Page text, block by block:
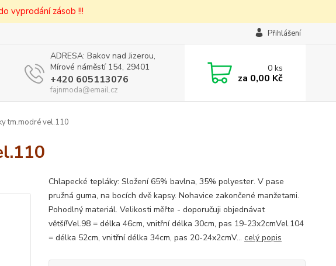
vyprodání zásob !!!
Přihlášení
ADRESA: Bakov nad Jizerou,
Mírové náměstí 154, 29401
+420 605113076
fajnmoda@email.cz
0ks
za 0,00 Kč
tm.modré vel.110
Chlapecké tepláky: Složení 65% bavlna, 35% polyester. V pase
pružná guma, na bocích dvě kapsy. Nohavice zakončené manžetami.
Pohodlný materiál. Velikosti měřte - doporučuji objednávat
větší!Vel.98 = délka 46cm, vnitřní délka 30cm, pas 19-23x2cmVel.104
= délka 52cm, vnitřní délka 34cm, pas 20-24x2cmV... celý popis